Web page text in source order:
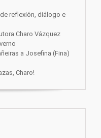
reflexión, diálogo e
Charo Vázquez
a Josefina (Fina)
Charo!